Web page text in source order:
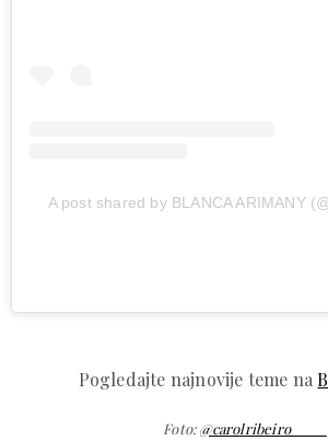
A post shared by BLANCA ARIMANY
Pogledajte najnovije teme na
Foto:@carolribeiro____